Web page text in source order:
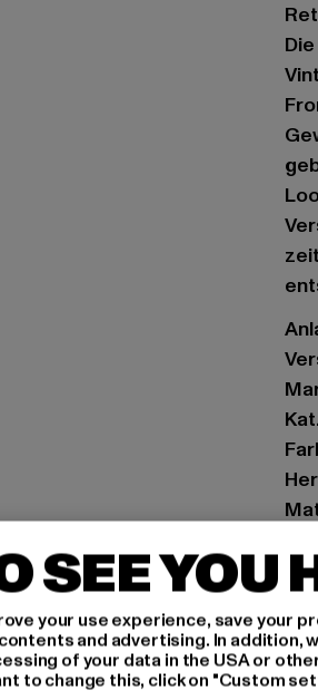
SEE YOU
your use experience, save your
and advertising. In addition,
of your data in the USA or
to change this, click on "Custom